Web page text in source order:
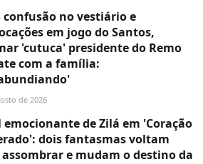
confusão no vestiário e
em jogo do Santos,
'cutuca' presidente do Remo
com a família:
de 2026
emocionante de Zilá em 'Coração
dois fantasmas voltam
e mudam o destino da